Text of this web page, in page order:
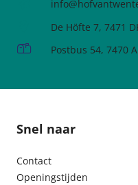
e-mailadres:
De Höfte 7, 7471
Postadres:Postbus 54, 7470
Snel naar
Contact
Openingstijden